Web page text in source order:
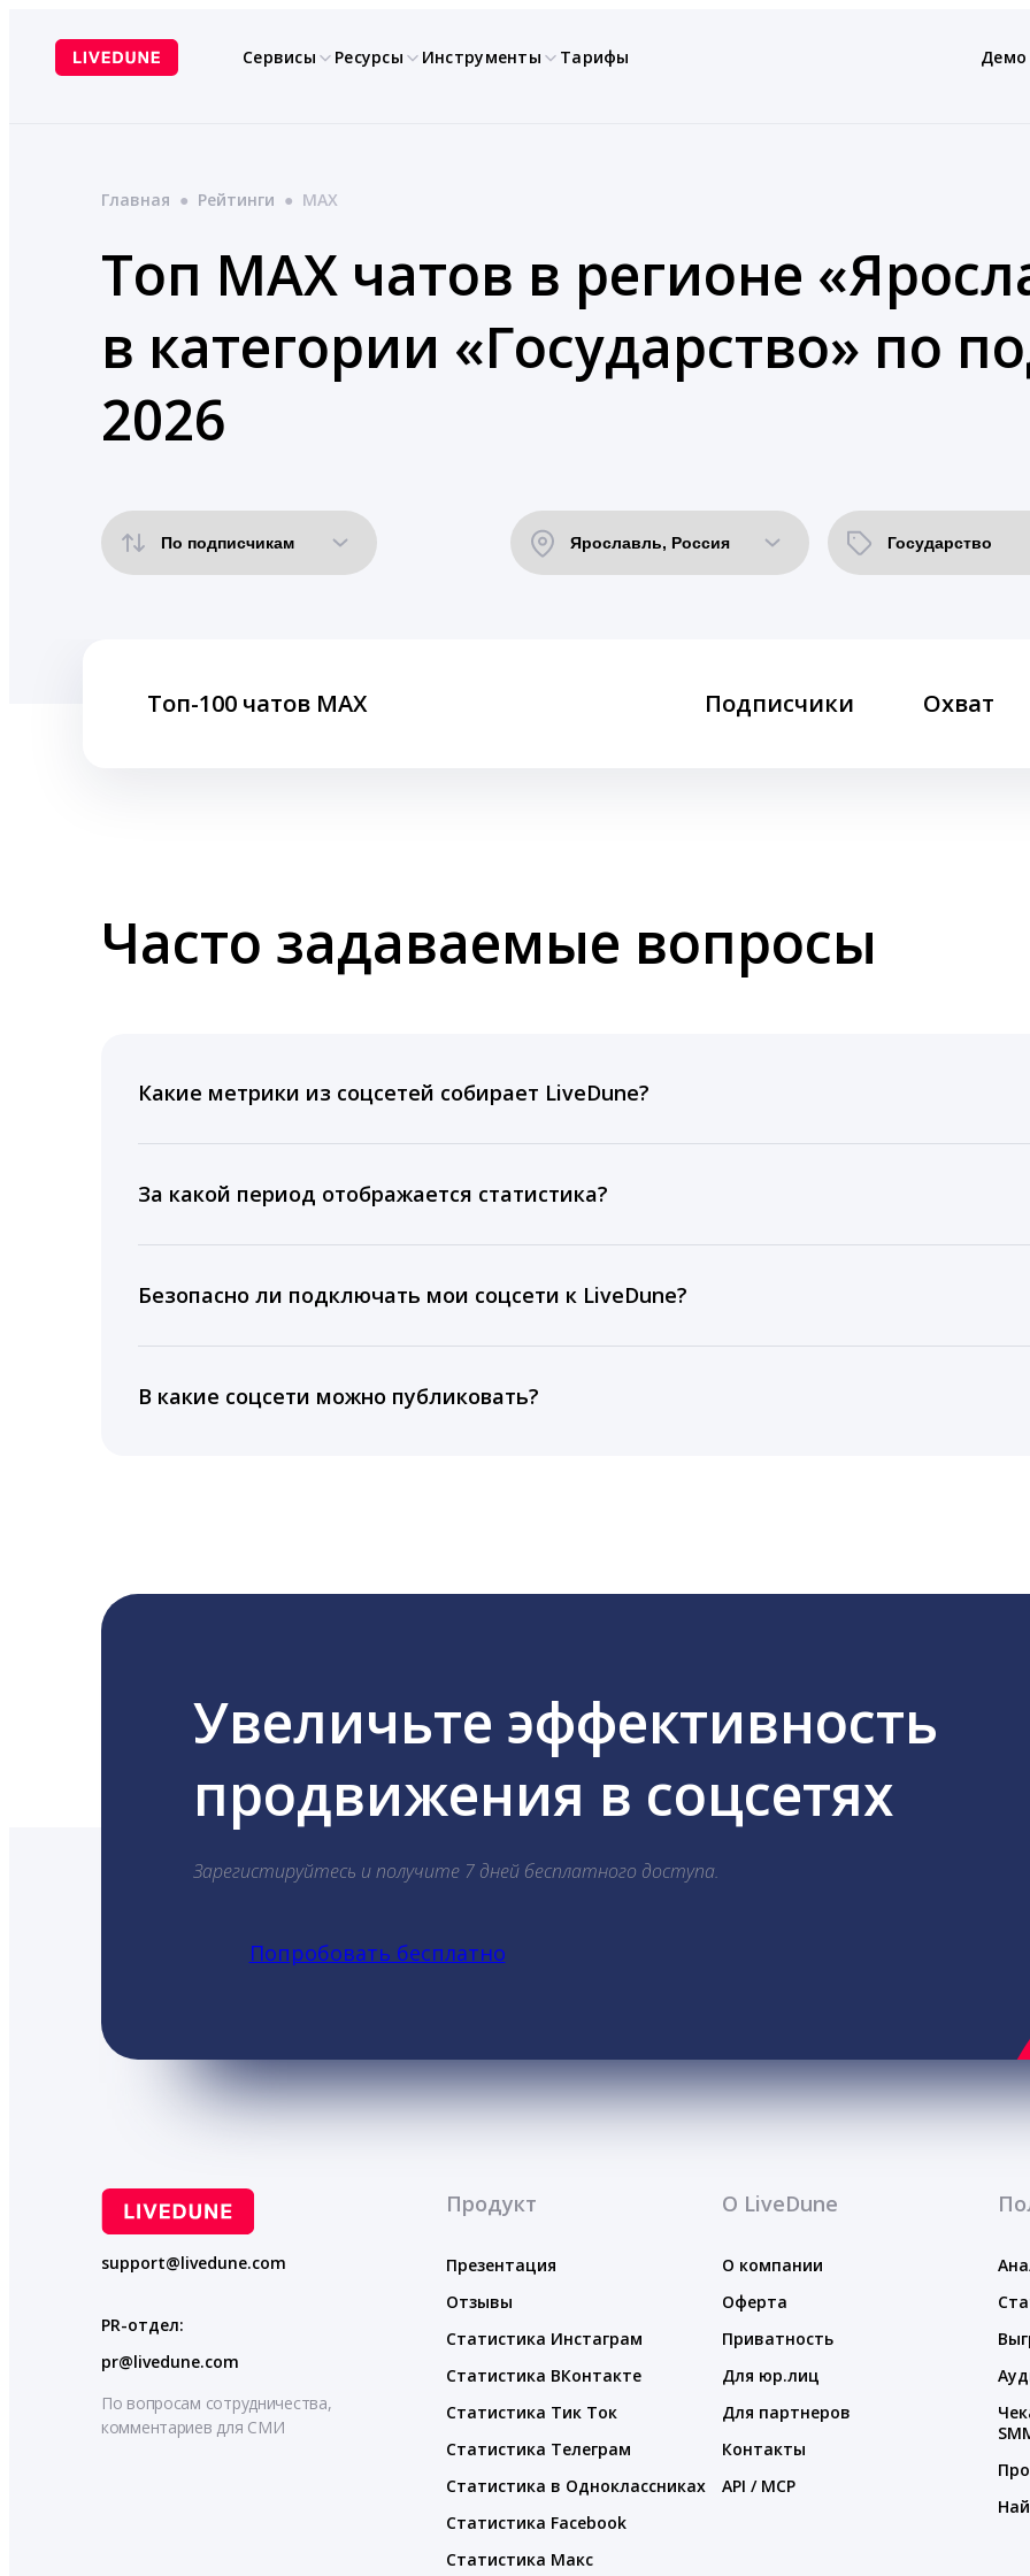
содержимому
Сервисы Ресурсы Инструменты Тарифы Демо
Главная ● Рейтинги ● MAX
Топ MAX чатов в регионе
в категории «Государство» по
2026
Топ-100 чатов MAX Подписчики Охват
Часто задаваемые вопросы
Какие метрики из соцсетей собирает LiveDune?
время для публикации, показываем лучшие посты и присылаем автоматические отчеты с
За какой период отображается статистика?
подключении тарифа Блогер. При оплате тарифа Бизнес отображаются сведения за 3 года, а
5 лет.
Безопасно ли подключать мои соцсети к LiveDune?
информацию третьим лицам.
В какие соцсети можно публиковать?
Увеличьте эффективность
продвижения в соцсетях
Зарегистируйтесь и получите 7 дней бесплатного доступа.
Попробовать бесплатно
support@livedune.com
PR-отдел:
pr@livedune.com
По вопросам сотрудничества,
комментариев для СМИ
Продукт
Презентация
Отзывы
Статистика Инстаграм
Статистика ВКонтакте
Статистика Тик Ток
Статистика Телеграм
Статистика в Одноклассниках
Статистика Facebook
Статистика Макс
О LiveDune
О компании
Оферта
Приватность
Для юр.лиц
Для партнеров
Контакты
API / MCP